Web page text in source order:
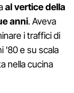
al vertice della
anni. Aveva
i traffici di
'80 e su scala
nella cucina